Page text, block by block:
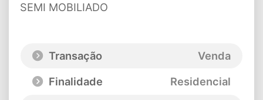
SEMI MOBILIADO
Transação
Venda
Finalidade
Residencial